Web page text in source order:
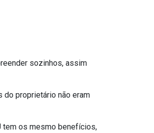
sozinhos, assim
do proprietário não eram
tem os mesmo benefícios,